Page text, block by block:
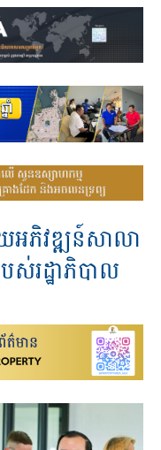
យអភិវឌ្ឍន៍សាលា
ស់រដ្ឋាភិបាល